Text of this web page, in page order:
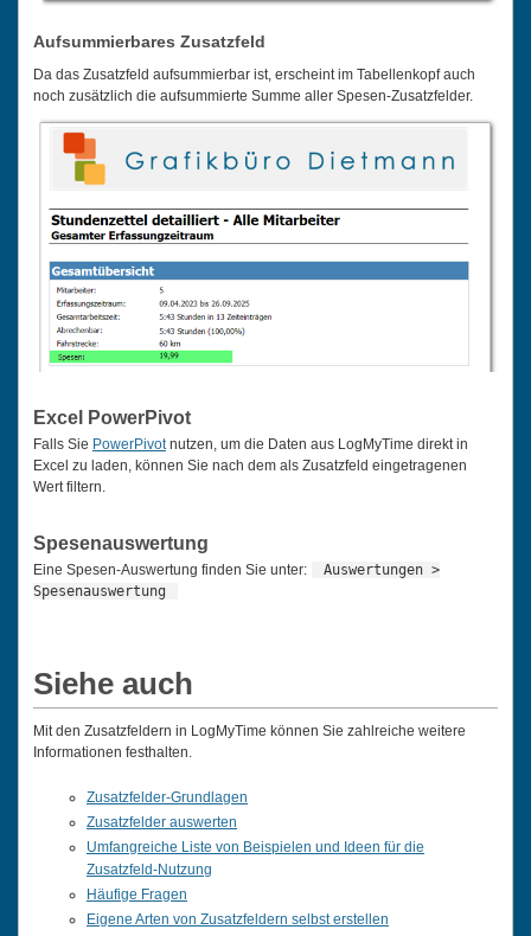
Aufsummierbares Zusatzfeld
Da das Zusatzfeld aufsummierbar ist, erscheint im Tabellenkopf auch
noch zusätzlich die aufsummierte Summe aller Spesen-Zusatzfelder.
Excel PowerPivot
Falls Sie PowerPivotnutzen, um die Daten aus LogMyTime direkt in
Excel zu laden, können Sie nach dem als Zusatzfeld eingetragenen
Wert filtern.
Spesenauswertung
Eine Spesen-Auswertung finden Sie unter:
Auswertungen >
Spesenauswertung
Siehe auch
Mit den Zusatzfeldern in LogMyTime können Sie zahlreiche weitere
Informationen festhalten.
Zusatzfelder-Grundlagen
Zusatzfelder auswerten
Umfangreiche Liste von Beispielen und Ideen für die
Zusatzfeld-Nutzung
Häufige Fragen
Eigene Arten von Zusatzfeldern selbst erstellen